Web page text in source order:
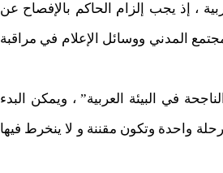
، إذ يجب إلزام الحاكم بالإفصاح عن
المدني ووسائل الإعلام في مراقبة
في البيئة العربية” ، ويمكن البدء
واحدة وتكون مقننة و لا ينخرط فيها